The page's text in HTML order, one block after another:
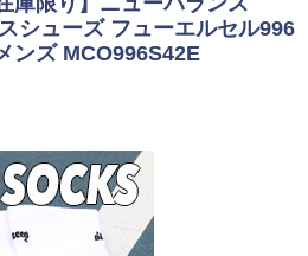
シューズ フューエルセル996
ンズ MCO996S42E